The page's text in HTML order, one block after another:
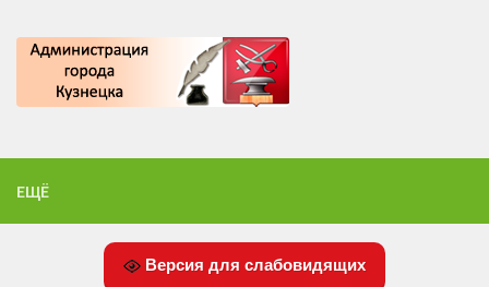
ЕЩЁ
Версия для слабовидящих